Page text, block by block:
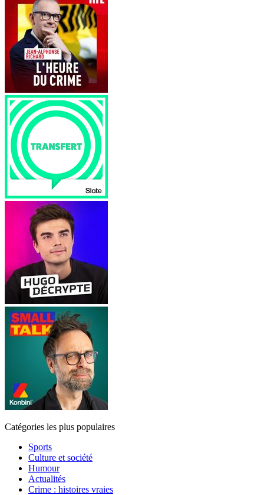
Catégories les plus populaires
Sports
Culture et société
Humour
Actualités
Crime : histoires vraies